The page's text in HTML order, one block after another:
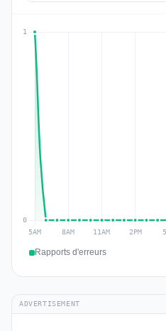
Rapports d'erreurs
ADVERTISEMENT